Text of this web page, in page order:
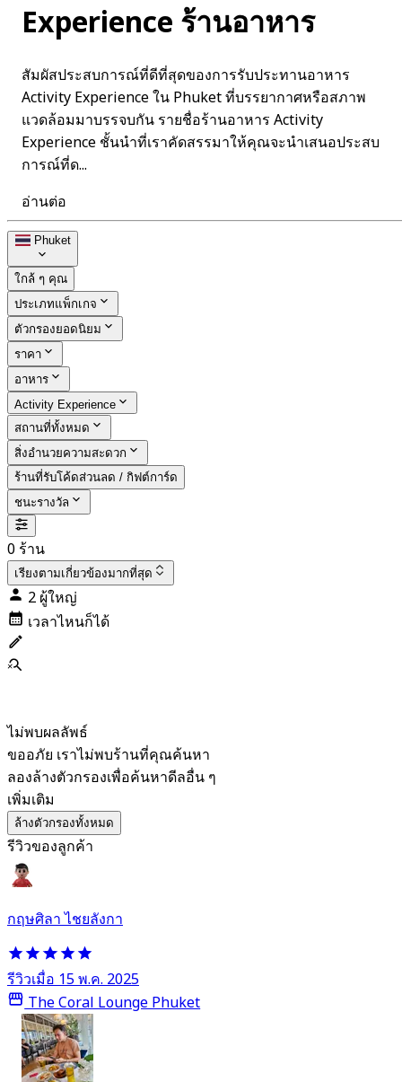
Experience ร้านอาหาร
สัมผัสประสบการณ์ที่ดีที่สุดของการรับประทานอาหาร
Activity Experience ใน Phuket ที่บรรยากาศหรือสภาพ
แวดล้อมมาบรรจบกัน รายชื่อร้านอาหาร Activity
Experience ชั้นนำที่เราคัดสรรมาให้คุณจะนำเสนอประสบ
การณ์ที่ด...
อ่านต่อ
Phuket
ใกล้ ๆ คุณ
ประเภทแพ็กเกจ
ตัวกรองยอดนิยม
ราคา
อาหาร
Activity Experience
สถานที่ทั้งหมด
สิ่งอำนวยความสะดวก
ร้านที่รับโค้ดส่วนลด / กิฟต์การ์ด
ชนะรางวัล
0 ร้าน
เรียงตามเกี่ยวข้องมากที่สุด
2 ผู้ใหญ่
เวลาไหนก็ได้
ไม่พบผลลัพธ์
ขออภัย เราไม่พบร้านที่คุณค้นหา
ลองล้างตัวกรองเพื่อค้นหาดีลอื่น ๆ
เพิ่มเติม
ล้างตัวกรองทั้งหมด
รีวิวของลูกค้า
กฤษศิลา ไชยลังกา
รีวิวเมื่อ 15 พ.ค. 2025
The Coral Lounge Phuket